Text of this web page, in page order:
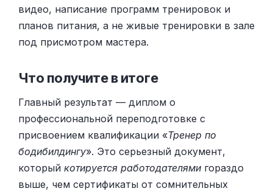
видео, написание программ тренировок и
планов питания, а не живые тренировки в зале
под присмотром мастера.
Что получите в итоге
Главный результат — диплом о
профессиональной переподготовке с
присвоением квалификации «Тренер по
бодибилдингу». Это серьезный документ,
который котируется работодателями гораздо
выше, чем сертификаты от сомнительных